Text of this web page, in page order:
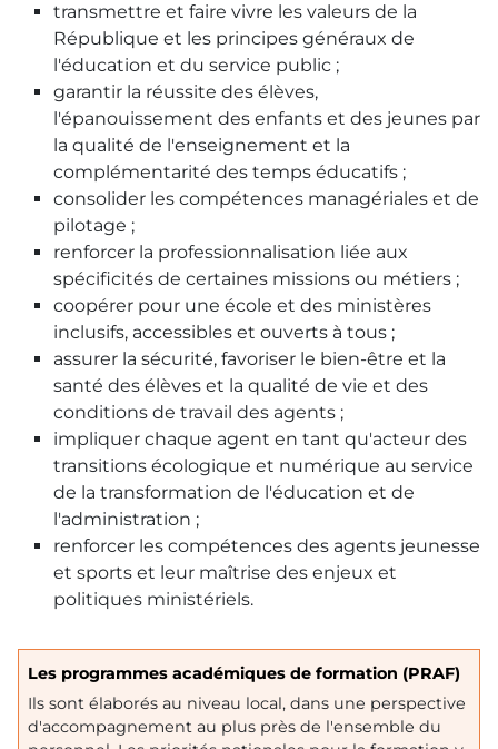
transmettre et faire vivre les valeurs de la
République et les principes généraux de
l'éducation et du service public ;
garantir la réussite des élèves,
l'épanouissement des enfants et des jeunes par
la qualité de l'enseignement et la
complémentarité des temps éducatifs ;
consolider les compétences managériales et de
pilotage ;
renforcer la professionnalisation liée aux
spécificités de certaines missions ou métiers ;
coopérer pour une école et des ministères
inclusifs, accessibles et ouverts à tous ;
assurer la sécurité, favoriser le bien-être et la
santé des élèves et la qualité de vie et des
conditions de travail des agents ;
impliquer chaque agent en tant qu'acteur des
transitions écologique et numérique au service
de la transformation de l'éducation et de
l'administration ;
renforcer les compétences des agents jeunesse
et sports et leur maîtrise des enjeux et
politiques ministériels.
Les programmes académiques de formation (PRAF)
Ils sont élaborés au niveau local, dans une perspective
d'accompagnement au plus près de l'ensemble du